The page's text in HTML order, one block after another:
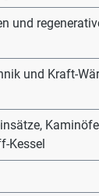
und
und Kraft-
Kessel